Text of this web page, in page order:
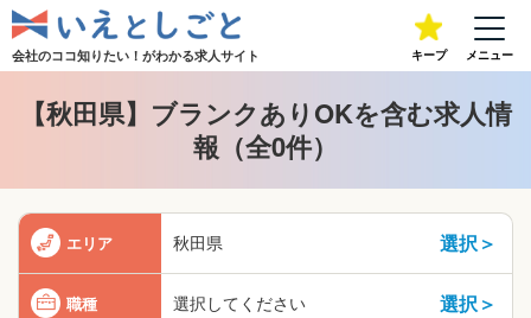
会社のココ知りたい！がわかる求人サイト キープ メニュー
【秋田県】ブランクありOKを含む求人情
報（全0件）
エリア 秋田県 選択＞
職種 選択してください 選択＞